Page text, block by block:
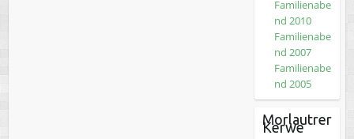
Familienabe
nd 2010
Familienabe
nd 2007
Familienabe
nd 2005
Morlautrer
Kerwe